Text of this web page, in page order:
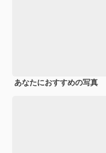
あなたにおすすめの写真